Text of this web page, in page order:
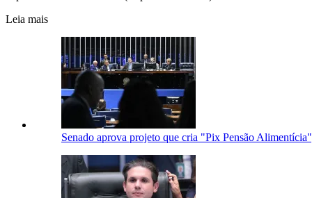
Leia mais
Senado aprova projeto que cria "Pix Pensão